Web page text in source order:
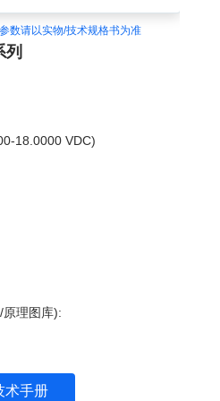
数请以实物/技术规格书为准
18.0000 VDC)
原理图库):
术手册